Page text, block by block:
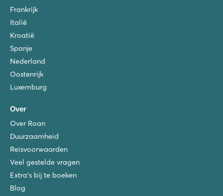
Frankrijk
Italië
Kroatië
Spanje
Nederland
Oostenrijk
Luxemburg
Over
Over Roan
Duurzaamheid
Reisvoorwaarden
Veel gestelde vragen
Extra's bij te boeken
Blog